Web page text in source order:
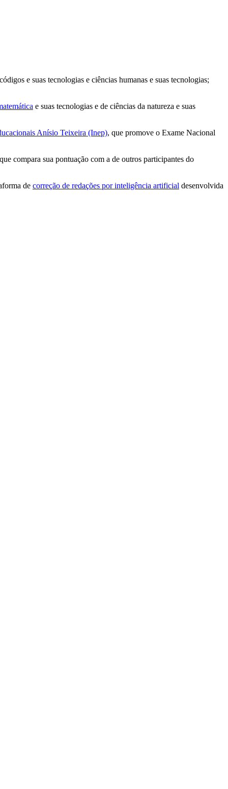
e suas tecnologias e ciências humanas e suas tecnologias;
e suas tecnologias e de ciências da natureza e suas
Anísio Teixeira (Inep), que promove o Exame Nacional
compara sua pontuação com a de outros participantes do
de correção de redações por inteligência artificial desenvolvida